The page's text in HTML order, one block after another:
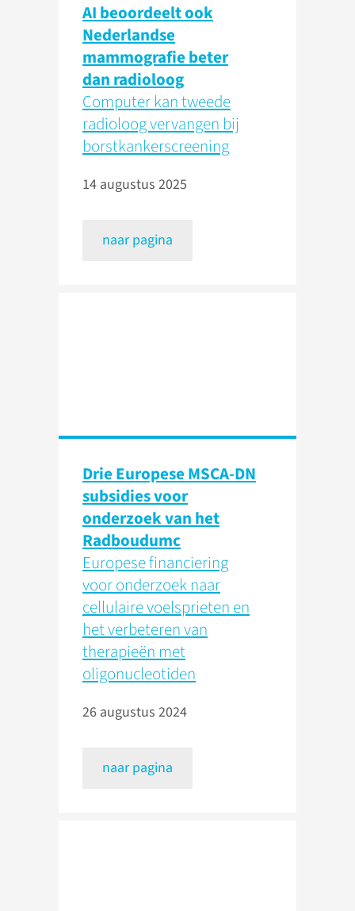
AI beoordeelt ook
Nederlandse
mammografie beter
dan radioloog
Computer kan tweede
radioloog vervangen bij
borstkankerscreening
14 augustus 2025
naar pagina
Drie Europese MSCA-DN
subsidies voor
onderzoek van het
Radboudumc
Europese financiering
voor onderzoek naar
cellulaire voelsprieten en
het verbeteren van
therapieën met
oligonucleotiden
26 augustus 2024
naar pagina